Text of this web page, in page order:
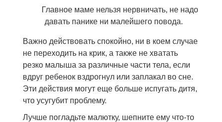
Главное маме нельзя нервничать, не надо
давать панике ни малейшего повода.
Важно действовать спокойно, ни в коем случае
не переходить на крик, а также не хватать
резко малыша за различные части тела, если
вдруг ребенок вздрогнул или заплакал во сне.
Эти действия могут еще больше испугать дитя,
что усугубит проблему.
Лучше погладьте малютку, шепните ему что-то